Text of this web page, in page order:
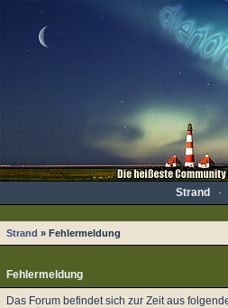
Strand ·
Strand » Fehlermeldung
Fehlermeldung
Das Forum befindet sich zur Zeit aus